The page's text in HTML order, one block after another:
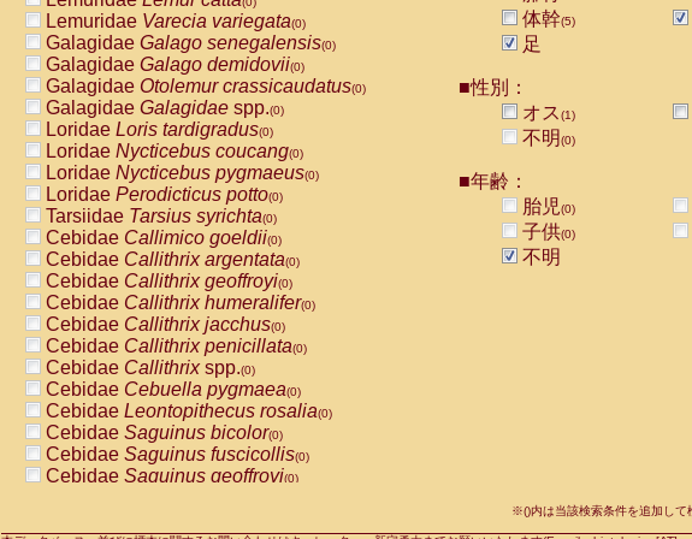
CercopithecidaeMacaca assamensis
CercopithecidaeMacaca brunnescens
CercopithecidaeMacaca cyclopis
CercopithecidaeMacaca fascicularis(1)
CercopithecidaeMacaca fuscaca fuscata
CercopithecidaeMacaca fuscata yakui
CercopithecidaeMacaca fuscata
CercopithecidaeMacaca maura
CercopithecidaeMacaca mulatta
Cercopithecidae Macaca nemestrina
CercopithecidaeMacaca nigra
CercopithecidaeMacaca radiata
CercopithecidaeMacaca silenus
CercopithecidaeMacaca sinica
CercopithecidaeMacaca sylvanus
CercopithecidaeMacaca thibetana
CercopithecidaeMacaca tonkeana
CercopithecidaeMacacahybrid
CercopithecidaeMacaca spp.(0)
CercopithecidaeAllenopithecus nigroviridis
CercopithecidaeCercopithecus ascanius
CercopithecidaeCercopithecus ascanius schmidti
Lemuridae Varecia variegata(0)
Galagidae Galago senegalensis(0)
Galagidae Galago demidovii(0)
Galagidae Otolemur crassicaudatus(0)
Galagidae Galagidae spp.(0)
Loridae Loris tardigradus(0)
Loridae Nycticebus coucang(0)
Loridae Nycticebus pygmaeus(0)
Loridae Perodicticus potto(0)
Tarsiidae Tarsius syrichta(0)
Cebidae Callimico goeldii(0)
Cebidae Callithrix argentata(0)
Cebidae Callithrix geoffroyi(0)
Cebidae Callithrix humeralifer(0)
Cebidae Callithrix jacchus(0)
Cebidae Callithrix penicillata(0)
Cebidae Callithrixspp.(0)
Cebidae Cebuella pygmaea(0)
Cebidae Leontopithecus rosalia(0)
Cebidae Saguinus bicolor(0)
Cebidae Saguinus fuscicollis(0)
Cebidae Saguinus geoffroyi(0)
体幹(5)
足
■性別：
オス(1)
不明(0)
■年齢：
胎児(0)
子供(0)
不明
※()内は当該検索条件を追加して